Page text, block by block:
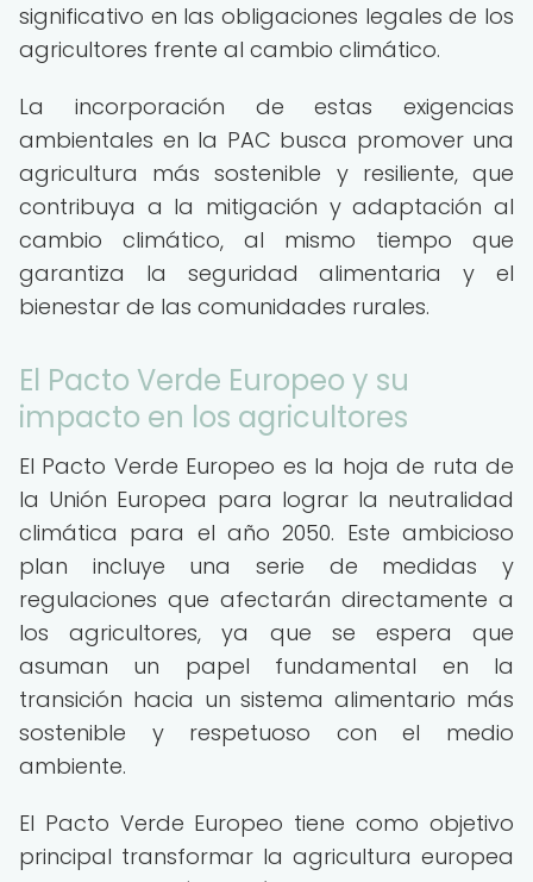
significativo en las obligaciones legales de los
agricultores frente al cambio climático.
La incorporación de estas exigencias
ambientales en la PAC busca promover una
agricultura más sostenible y resiliente, que
contribuya a la mitigación y adaptación al
cambio climático, al mismo tiempo que
garantiza la seguridad alimentaria y el
bienestar de las comunidades rurales.
El Pacto Verde Europeo y su
impacto en los agricultores
El Pacto Verde Europeo es la hoja de ruta de
la Unión Europea para lograr la neutralidad
climática para el año 2050. Este ambicioso
plan incluye una serie de medidas y
regulaciones que afectarán directamente a
los agricultores, ya que se espera que
asuman un papel fundamental en la
transición hacia un sistema alimentario más
sostenible y respetuoso con el medio
ambiente.
El Pacto Verde Europeo tiene como objetivo
principal transformar la agricultura europea